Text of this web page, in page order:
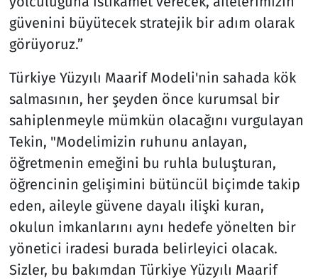
güvenini büyütecek stratejik bir adım olarak
görüyoruz.”
Türkiye Yüzyılı Maarif Modeli'nin sahada kök
salmasının, her şeyden önce kurumsal bir
sahiplenmeyle mümkün olacağını vurgulayan
Tekin, "Modelimizin ruhunu anlayan,
öğretmenin emeğini bu ruhla buluşturan,
öğrencinin gelişimini bütüncül biçimde takip
eden, aileyle güvene dayalı ilişki kuran,
okulun imkanlarını aynı hedefe yönelten bir
yönetici iradesi burada belirleyici olacak.
Sizler, bu bakımdan Türkiye Yüzyılı Maarif